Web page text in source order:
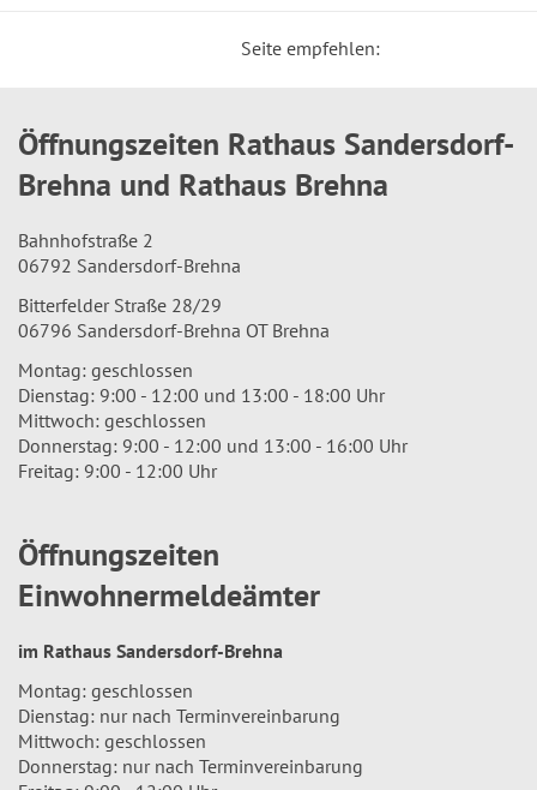
Seite empfehlen:
Öffnungszeiten Rathaus Sandersdorf-
Brehna und Rathaus Brehna
Bahnhofstraße 2
06792 Sandersdorf-Brehna
Bitterfelder Straße 28/29
06796 Sandersdorf-Brehna OT Brehna
Montag: geschlossen
Dienstag: 9:00 - 12:00 und 13:00 - 18:00 Uhr
Mittwoch: geschlossen
Donnerstag: 9:00 - 12:00 und 13:00 - 16:00 Uhr
Freitag: 9:00 - 12:00 Uhr
Öffnungszeiten
Einwohnermeldeämter
im Rathaus Sandersdorf-Brehna
Montag: geschlossen
Dienstag: nur nach Terminvereinbarung
Mittwoch: geschlossen
Donnerstag: nur nach Terminvereinbarung